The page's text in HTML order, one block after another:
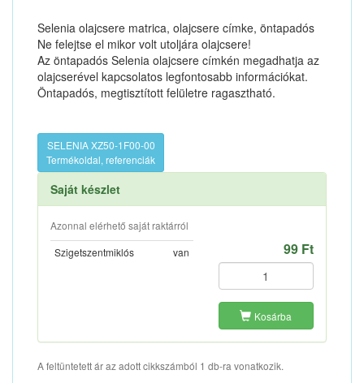
Selenia olajcsere matrica, olajcsere címke, öntapadós
Ne felejtse el mikor volt utoljára olajcsere!
Az öntapadós Selenia olajcsere címkén megadhatja az
olajcserével kapcsolatos legfontosabb információkat.
Öntapadós, megtisztított felületre ragasztható.
SELENIA XZ50-1F00-00
Termékoldal, referenciák
Saját készlet
Azonnal elérhető saját raktárról
Szigetszentmiklós
van 99 Ft
Kosárba
A feltüntetett ár az adott cikkszámból 1 db-ra vonatkozik.